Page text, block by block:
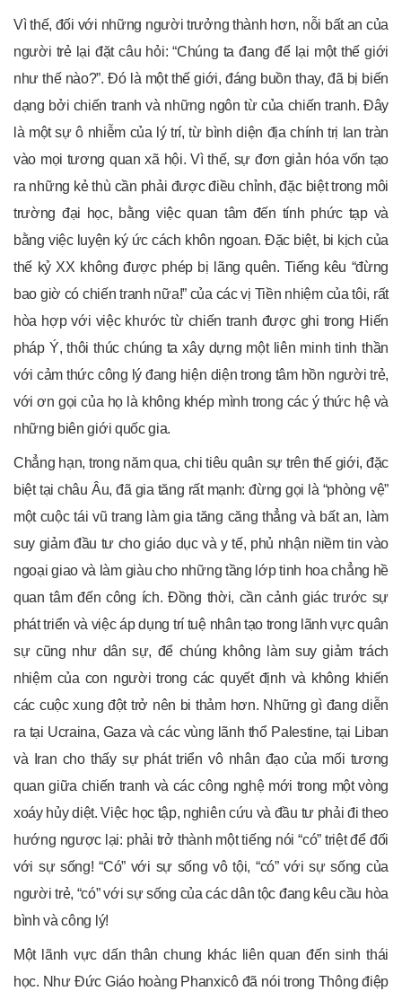
Vì thế, đối với những người trưởng thành hơn, nỗi bất an của
người trẻ lại đặt câu hỏi: “Chúng ta đang để lại một thế giới
như thế nào?”. Đó là một thế giới, đáng buồn thay, đã bị biến
dạng bởi chiến tranh và những ngôn từ của chiến tranh. Đây
là một sự ô nhiễm của lý trí, từ bình diện địa chính trị lan tràn
vào mọi tương quan xã hội. Vì thế, sự đơn giản hóa vốn tạo
ra những kẻ thù cần phải được điều chỉnh, đặc biệt trong môi
trường đại học, bằng việc quan tâm đến tính phức tạp và
bằng việc luyện ký ức cách khôn ngoan. Đặc biệt, bi kịch của
thế kỷ XX không được phép bị lãng quên. Tiếng kêu “đừng
bao giờ có chiến tranh nữa!” của các vị Tiền nhiệm của tôi, rất
hòa hợp với việc khước từ chiến tranh được ghi trong Hiến
pháp Ý, thôi thúc chúng ta xây dựng một liên minh tinh thần
với cảm thức công lý đang hiện diện trong tâm hồn người trẻ,
với ơn gọi của họ là không khép mình trong các ý thức hệ và
những biên giới quốc gia.
Chẳng hạn, trong năm qua, chi tiêu quân sự trên thế giới, đặc
biệt tại châu Âu, đã gia tăng rất mạnh: đừng gọi là “phòng vệ”
một cuộc tái vũ trang làm gia tăng căng thẳng và bất an, làm
suy giảm đầu tư cho giáo dục và y tế, phủ nhận niềm tin vào
ngoại giao và làm giàu cho những tầng lớp tinh hoa chẳng hề
quan tâm đến công ích. Đồng thời, cần cảnh giác trước sự
phát triển và việc áp dụng trí tuệ nhân tạo trong lãnh vực quân
sự cũng như dân sự, để chúng không làm suy giảm trách
nhiệm của con người trong các quyết định và không khiến
các cuộc xung đột trở nên bi thảm hơn. Những gì đang diễn
ra tại Ucraina, Gaza và các vùng lãnh thổ Palestine, tại Liban
và Iran cho thấy sự phát triển vô nhân đạo của mối tương
quan giữa chiến tranh và các công nghệ mới trong một vòng
xoáy hủy diệt. Việc học tập, nghiên cứu và đầu tư phải đi theo
hướng ngược lại: phải trở thành một tiếng nói “có” triệt để đối
với sự sống! “Có” với sự sống vô tội, “có” với sự sống của
người trẻ, “có” với sự sống của các dân tộc đang kêu cầu hòa
bình và công lý!
Một lãnh vực dấn thân chung khác liên quan đến sinh thái
học. Như Đức Giáo hoàng Phanxicô đã nói trong Thông điệp